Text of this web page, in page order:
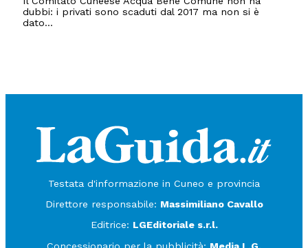
dubbi: i privati sono scaduti dal 2017 ma non si è
dato...
Testata d'informazione in Cuneo e provincia
Direttore responsabile: Massimiliano Cavallo
Editrice: LGEditoriale s.r.l.